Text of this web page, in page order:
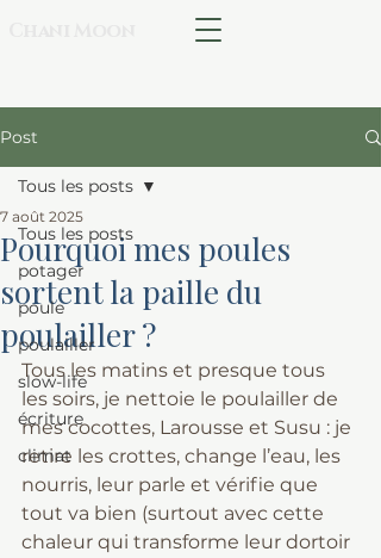
Post
Tous les posts
potager
poule
poulailler
slow-life
écriture
climat
Tous les posts
Pourquoi mes poules
sortent la paille du
poulailler ?
7 août 2025
Tous les matins et presque tous
les soirs, je nettoie le poulailler de
mes cocottes, Larousse et Susu : je
retire les crottes, change l’eau, les
nourris, leur parle et vérifie que
tout va bien (surtout avec cette
chaleur qui transforme leur dortoir